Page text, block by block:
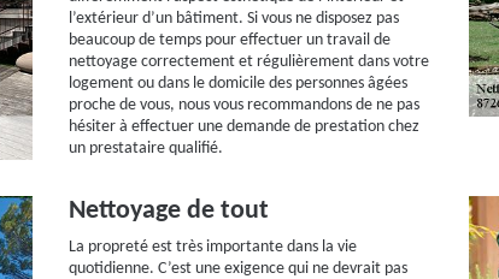
l’extérieur d’un bâtiment. Si vous ne disposez pas
beaucoup de temps pour effectuer un travail de
nettoyage correctement et régulièrement dans votre
logement ou dans le domicile des personnes âgées
proche de vous, nous vous recommandons de ne pas
hésiter à effectuer une demande de prestation chez
un prestataire qualifié.
Nettoyage de tout
La propreté est très importante dans la vie
quotidienne. C’est une exigence qui ne devrait pas